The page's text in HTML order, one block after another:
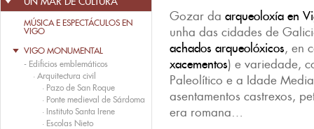
MÚSICA E ESPECTÁCULOS EN
VIGO
VIGO MONUMENTAL
- Edificios emblemáticos
· Arquitectura civil
· Pazo de San Roque
· Ponte medieval de Sárdoma
· Instituto Santa Irene
· Escolas Nieto
Gozar da arqueoloxía en
unha das cidades de
achados arqueolóxicos, en
xacementos) e variedade,
Paleolítico e a Idade
asentamentos castrexos,
era romana…